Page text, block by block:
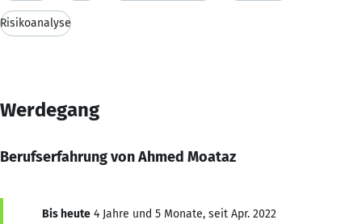
Risikoanalyse
Werdegang
Berufserfahrung von Ahmed Moataz
Bis heute 4 Jahre und 5 Monate, seit Apr. 2022